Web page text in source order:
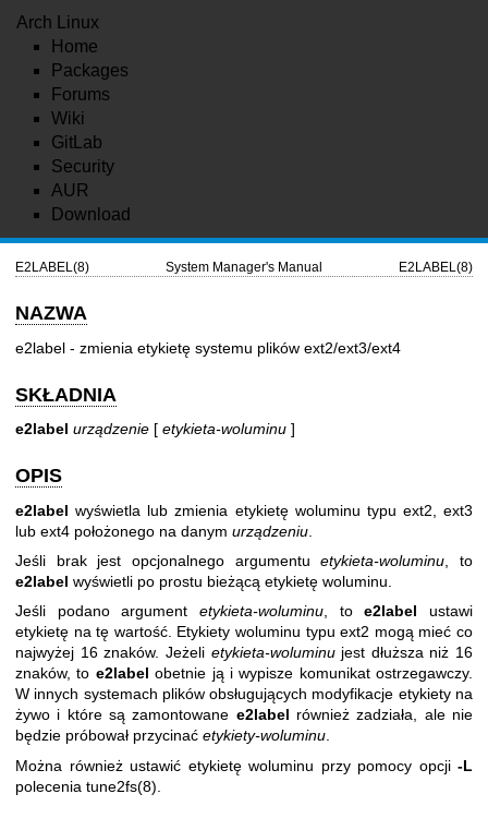
Arch Linux
Home
Packages
Forums
Wiki
GitLab
Security
AUR
Download
E2LABEL(8) System Manager's Manual E2LABEL(8)
NAZWA
e2label - zmienia etykietę systemu plików ext2/ext3/ext4
SKŁADNIA
e2label urządzenie [ etykieta-woluminu ]
OPIS
e2label wyświetla lub zmienia etykietę woluminu typu ext2, ext3
lub ext4 położonego na danym urządzeniu
Jeśli brak jest opcjonalnego argumentuetykieta-woluminu , to
e2label wyświetli po prostu bieżącą etykietę woluminu.
Jeśli podano argument etykieta-woluminu, toe2label ustawi
etykietę na tę wartość. Etykiety woluminu typu ext2 mogą mieć co
najwyżej 16 znaków. Jeżeli etykieta-woluminujest dłuższa niż 16
znaków, to e2label obetnie ją i wypisze komunikat ostrzegawczy.
W innych systemach plików obsługujących modyfikacje etykiety na
żywo i które są zamontowane e2label również zadziała, ale nie
będzie próbował przycinać etykiety-woluminu.
Można również ustawić etykietę woluminu przy pomocy opcji -L
polecenia tune2fs(8)